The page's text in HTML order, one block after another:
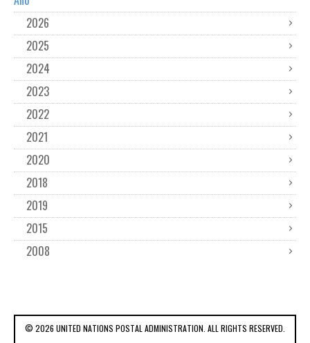
2026
2025
2024
2023
2022
2021
2020
2018
2019
2015
2008
© 2026 UNITED NATIONS POSTAL ADMINISTRATION. ALL RIGHTS RESERVED.